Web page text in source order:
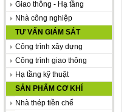
Giao thông - Hạ tầng
Nhà công nghiệp
TƯ VẤN GIÁM SÁT
Công trình xây dựng
Công trình giao thông
Hạ tầng kỹ thuật
SẢN PHẨM CƠ KHÍ
Nhà thép tiền chế